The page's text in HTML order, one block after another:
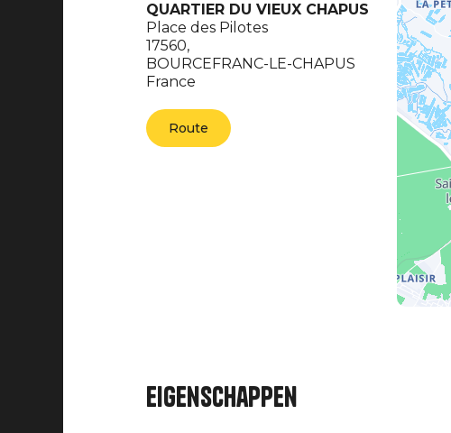
QUARTIER DU VIEUX CHAPUS
Place des Pilotes
17560,
BOURCEFRANC-LE-CHAPUS
France
Route
Eigenschappen